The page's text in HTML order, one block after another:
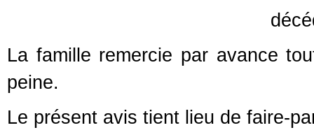
décédé en
La famille remercie par avance
peine.
Le présent avis tient lieu de faire-